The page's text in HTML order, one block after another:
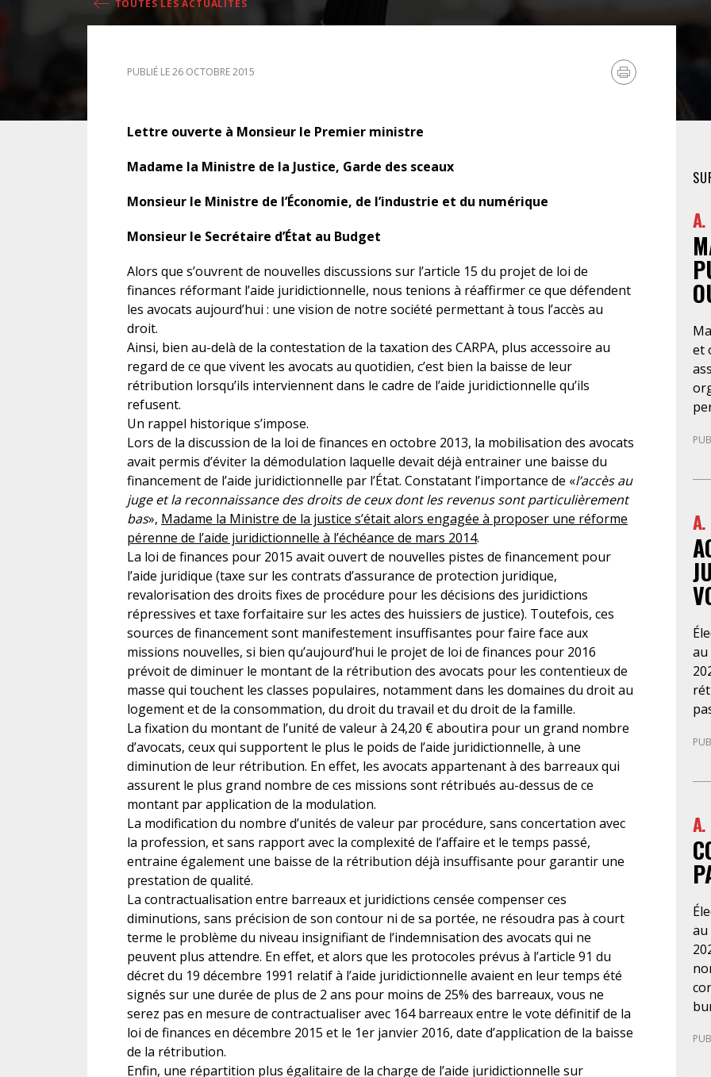
DROIT DES MINEURS
DROIT INTERNATIONAL
TOUTES LES ACTUALITÉS
PUBLIÉ LE 26 OCTOBRE 2015
Lettre ouverte à Monsieur le Premier ministre
Madame la Ministre de la Justice, Garde des sceaux
Monsieur le Ministre de l’Économie, de l’industrie et du numérique
Monsieur le Secrétaire d’État au Budget
Alors que s’ouvrent de nouvelles discussions sur l’article 15 du projet de loi de
finances réformant l’aide juridictionnelle, nous tenions à réaffirmer ce que défendent
les avocats aujourd’hui : une vision de notre société permettant à tous l’accès au
droit.
Ainsi, bien au-delà de la contestation de la taxation des CARPA, plus accessoire au
regard de ce que vivent les avocats au quotidien, c’est bien la baisse de leur
rétribution lorsqu’ils interviennent dans le cadre de l’aide juridictionnelle qu’ils
refusent.
Un rappel historique s’impose.
Lors de la discussion de la loi de finances en octobre 2013, la mobilisation des avocats
avait permis d’éviter la démodulation laquelle devait déjà entrainer une baisse du
financement de l’aide juridictionnelle par l’État. Constatant l’importance de «l’accès au
juge et la reconnaissance des droits de ceux dont les revenus sont particulièrement
bas», Madame la Ministre de la justice s’était alors engagée à proposer une réforme
pérenne de l’aide juridictionnelle à l’échéance de mars 2014.
La loi de finances pour 2015 avait ouvert de nouvelles pistes de financement pour
l’aide juridique (taxe sur les contrats d’assurance de protection juridique,
revalorisation des droits fixes de procédure pour les décisions des juridictions
répressives et taxe forfaitaire sur les actes des huissiers de justice). Toutefois, ces
sources de financement sont manifestement insuffisantes pour faire face aux
missions nouvelles, si bien qu’aujourd’hui le projet de loi de finances pour 2016
prévoit de diminuer le montant de la rétribution des avocats pour les contentieux de
masse qui touchent les classes populaires, notamment dans les domaines du droit au
logement et de la consommation, du droit du travail et du droit de la famille.
La fixation du montant de l’unité de valeur à 24,20 € aboutira pour un grand nombre
d’avocats, ceux qui supportent le plus le poids de l’aide juridictionnelle, à une
diminution de leur rétribution. En effet, les avocats appartenant à des barreaux qui
assurent le plus grand nombre de ces missions sont rétribués au-dessus de ce
montant par application de la modulation.
La modification du nombre d’unités de valeur par procédure, sans concertation avec
la profession, et sans rapport avec la complexité de l’affaire et le temps passé,
entraine également une baisse de la rétribution déjà insuffisante pour garantir une
prestation de qualité.
La contractualisation entre barreaux et juridictions censée compenser ces
diminutions, sans précision de son contour ni de sa portée, ne résoudra pas à court
terme le problème du niveau insignifiant de l’indemnisation des avocats qui ne
peuvent plus attendre. En effet, et alors que les protocoles prévus à l’article 91 du
décret du 19 décembre 1991 relatif à l’aide juridictionnelle avaient en leur temps été
signés sur une durée de plus de 2 ans pour moins de 25% des barreaux, vous ne
serez pas en mesure de contractualiser avec 164 barreaux entre le vote définitif de la
loi de finances en décembre 2015 et le 1er janvier 2016, date d’application de la baisse
de la rétribution.
Enfin, une répartition plus égalitaire de la charge de l’aide juridictionnelle sur
et
au
ne
au